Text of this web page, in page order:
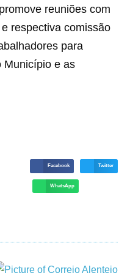
reuniões com
respectiva comissão
para
Município e as
Facebook Twitter
WhatsApp